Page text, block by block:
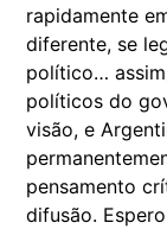
rapidamente
diferente, se
político…
políticos do
visão, e
pensamento
difusão.